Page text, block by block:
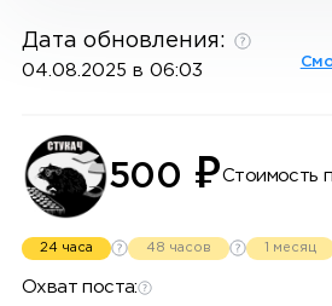
Дата обновления:
04.08.2025 в 06:03
500 ₽Стоимость
24 часа 48 часов 1 месяц
Охват поста: